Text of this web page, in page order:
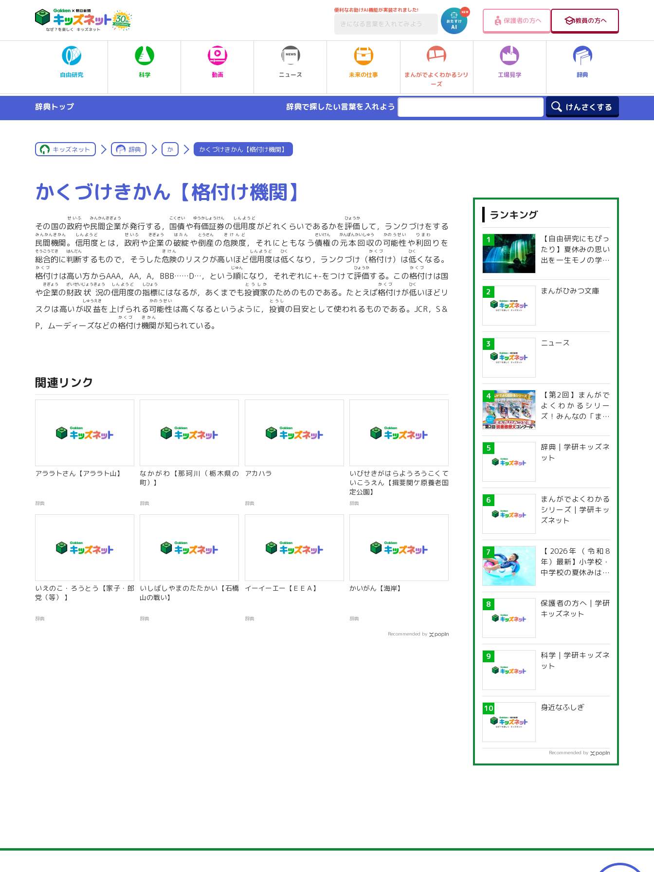
便利なお助けAI機能が実装されました!
保護者の方へ 教員の方へ
自由研究 科学 動画 ニュース 未来の仕事
まんがでよくわかるシリ
ーズ
工場見学 辞典
辞典トップ 辞典で探したい言葉を入れよう
キッズネット 辞典 か かくづけきかん【格付け機関】
かくづけきかん【格付け機関】
その国の政府
せいふ
や民間企業
みんかんきぎょう
が発行する， 国債
こくさい
や有価証券
ゆうかしょうけん
の信用度
しんようど
がどれくらいであるかを評価
ひょうか
して，ランクづけをする
民間機関
みんかんきかん
。 信用度
しんようど
とは， 政府
せいふ
や企業
きぎょう
の破綻
はたん
や倒産
とうさん
の危険度
きけんど
，それにともなう債権
さいけん
の元本回収
がんぽんかいしゅう
の可能性
かのうせい
や利回
りまわ
りを
総合的
そうごうてき
に判断
はんだん
するもので，そうした危険
きけん
のリスクが高いほど信用度
しんようど
は低
ひく
くなり，ランクづけ（格付
かくづ
け）は低
ひく
くなる。
格付
かくづ
けは高い方からAAA，AA，A，BBB……D…，という順
じゅん
になり，それぞれに+-をつけて評価
ひょうか
する。この格付
かくづ
けは国
や企業
きぎょう
の財政
ざいせい
状況
じょうきょう
の信用度
しんようど
の指標
しひょう
にはなるが，あくまでも投資家
とうしか
のためのものである。たとえば格付
かくづ
けが低
ひく
いほどリ
スクは高いが収益
しゅうえき
を上げられる可能性
かのうせい
は高くなるというように， 投資
とうし
の目安として使われるものである。JCR，S＆
P，ムーディーズなどの格付
かくづ
け機関
きかん
が知られている。
関連リンク
アララトさん【アララト山】
辞典
なかがわ【那珂川（栃木県の
町）】
辞典
アカハラ
辞典
いびせきがはらようろうこくて
いこうえん【揖斐関ケ原養老国
定公園】
辞典
いえのこ・ろうとう【家子・郎
党（等） 】
辞典
いしばしやまのたたかい【石橋
山の戦い】
辞典
イーイーエー【ＥＥＡ】
辞典
かいがん【海岸】
辞典
Recommended by
ランキング
【自由研究にもぴっ
たり】夏休みの思い
出を一生モノの学び
探究ガイド
まんがひみつ文庫
ニュース
【第2回】まんがで
よくわかるシリー
ズ！みんなの「まん
感想文コンクール
辞典 | 学研キッズネ
ット
まんがでよくわかる
シリーズ | 学研キッ
ズネット
【2026年（令和8
年）最新】小学校・
中学校の夏休みはい
道府県別「夏季休暇
一覧」
保護者の方へ | 学研
キッズネット
科学 | 学研キッズネ
ット
身近なふしぎ
Recommended by